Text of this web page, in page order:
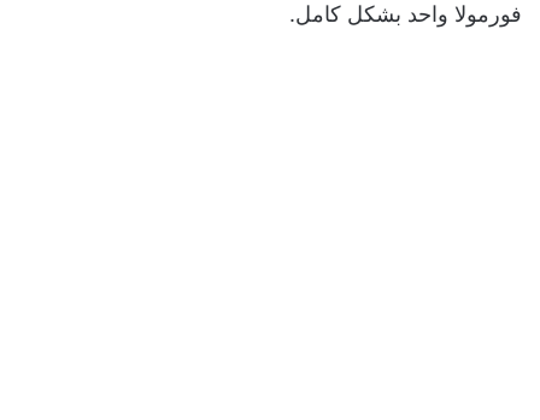
فورمولا واحد بشكل كامل.